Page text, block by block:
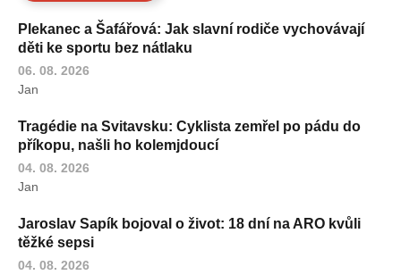
Plekanec a Šafářová: Jak slavní rodiče vychovávají
děti ke sportu bez nátlaku
06. 08. 2026
Jan
Tragédie na Svitavsku: Cyklista zemřel po pádu do
příkopu, našli ho kolemjdoucí
04. 08. 2026
Jan
Jaroslav Sapík bojoval o život: 18 dní na ARO kvůli
těžké sepsi
04. 08. 2026